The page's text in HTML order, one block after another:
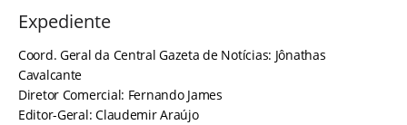
Expediente
Coord. Geral da Central Gazeta de Notícias: Jônathas
Cavalcante
Diretor Comercial: Fernando James
Editor-Geral: Claudemir Araújo